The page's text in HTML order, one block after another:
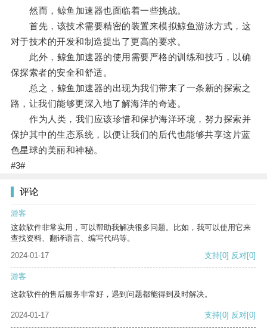
然而，鲸鱼加速器也面临着一些挑战。
首先，该技术需要精密的装置来模拟鲸鱼游泳方式，这
对于技术的开发和制造提出了更高的要求。
此外，鲸鱼加速器的使用需要严格的训练和技巧，以确
保探索者的安全和舒适。
总之，鲸鱼加速器的出现为我们带来了一条新的探索之
路，让我们能够更深入地了解海洋的奇迹。
作为人类，我们应该珍惜和保护海洋环境，努力探索并
保护其中的生态系统，以便让我们的后代也能够共享这片蓝
色星球的美丽和神秘。
#3#
评论
游客
这款软件非常实用，可以帮助我解决很多问题。比如，我可以使用它来
查找资料、翻译语言、编写代码等。
2024-01-17
支持[0] 反对[0]
游客
这款软件的售后服务非常好，遇到问题都能得到及时解决。
2024-01-17 支持[0] 反对[0]